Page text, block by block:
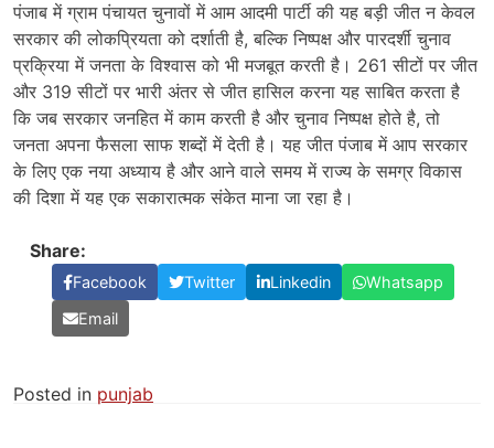
पंजाब में ग्राम पंचायत चुनावों में आम आदमी पार्टी की यह बड़ी जीत न केवल
सरकार की लोकप्रियता को दर्शाती है, बल्कि निष्पक्ष और पारदर्शी चुनाव
प्रक्रिया में जनता के विश्वास को भी मजबूत करती है। 261 सीटों पर जीत
और 319 सीटों पर भारी अंतर से जीत हासिल करना यह साबित करता है
कि जब सरकार जनहित में काम करती है और चुनाव निष्पक्ष होते है, तो
जनता अपना फैसला साफ शब्दों में देती है। यह जीत पंजाब में आप सरकार
के लिए एक नया अध्याय है और आने वाले समय में राज्य के समग्र विकास
की दिशा में यह एक सकारात्मक संकेत माना जा रहा है।
Share:
Facebook Twitter Linkedin
Whatsapp
Email
Posted in punjab